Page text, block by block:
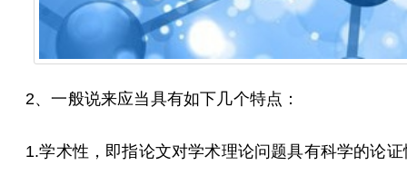
2、一般说来应当具有如下几个特点：
1.学术性，即指论文对学术理论问题具有科学的论证